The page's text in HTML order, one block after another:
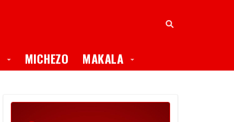
Toggle Dropdown
MICHEZO MAKALA Toggle Dropdown